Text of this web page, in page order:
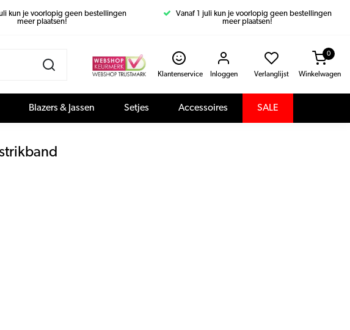
kun je voorlopig geen bestellingen
meer plaatsen!
Vanaf 1 juli kun je voorlopig geen bestellingen
meer plaatsen!
Klantenservice Inloggen Verlanglijst Winkelwagen
0
Blazers & Jassen Setjes Accessoires SALE